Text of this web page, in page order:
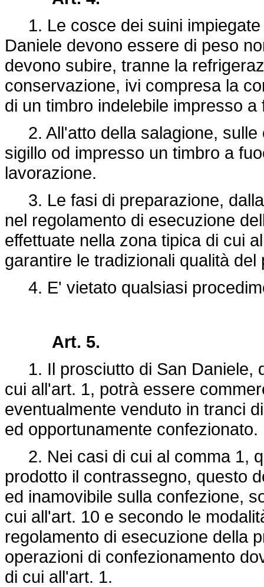
1. Le cosce dei suini impiegate
Daniele devono essere di peso
devono subire, tranne la
conservazione, ivi compresa la
di un timbro indelebile impresso
2. All'atto della salagione, sulle
sigillo od impresso un timbro a
lavorazione.
3. Le fasi di preparazione,
nel regolamento di esecuzione
effettuate nella zona tipica di cui
garantire le tradizionali qualità del
4. E' vietato qualsiasi
Art. 5.
1. Il prosciutto di San Daniele,
cui all'art. 1, potrà essere
eventualmente venduto in tranci
ed opportunamente confezionato.
2. Nei casi di cui al comma 1,
prodotto il contrassegno, questo
ed inamovibile sulla confezione,
cui all'art. 10 e secondo le
regolamento di esecuzione della
operazioni di confezionamento
di cui all'art. 1.